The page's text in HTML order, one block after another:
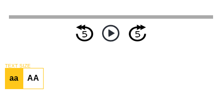
TEXT SIZE
aa AA